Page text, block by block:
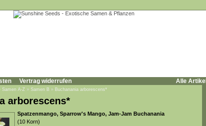
Vertrag widerrufen Alle Artikel
Samen A-Z » Samen B » Buchanania arborescens*
arborescens*
Spatzenmango, Sparrow's Mango, Jam-Jam Buchanania
(10 Korn)